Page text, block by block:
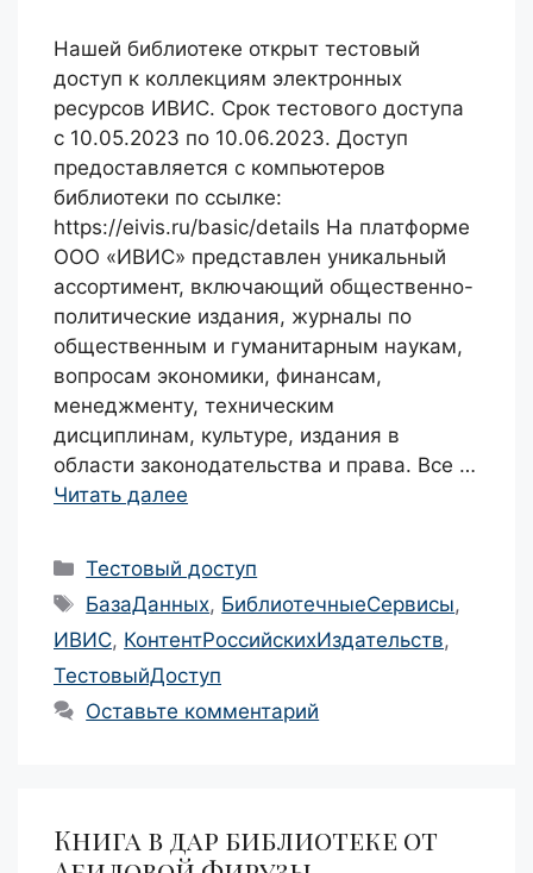
Нашей библиотеке открыт тестовый
доступ к коллекциям электронных
ресурсов ИВИС. Срок тестового доступа
с 10.05.2023 по 10.06.2023. Доступ
предоставляется с компьютеров
библиотеки по ссылке:
https://eivis.ru/basic/details На платформе
ООО «ИВИС» представлен уникальный
ассортимент, включающий общественно-
политические издания, журналы по
общественным и гуманитарным наукам,
вопросам экономики, финансам,
менеджменту, техническим
дисциплинам, культуре, издания в
области законодательства и права. Все …
Читать далее
Рубрики
Тестовый доступ
Метки
БазаДанных, БиблиотечныеСервисы,
ИВИС, КонтентРоссийскихИздательств,
ТестовыйДоступ
Оставьте комментарий
Книга в дар библиотеке от